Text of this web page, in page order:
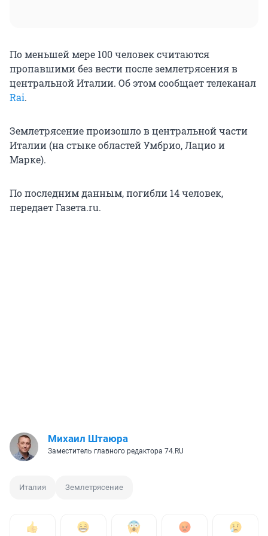
По меньшей мере 100 человек считаются
пропавшими без вести после землетрясения в
центральной Италии. Об этом сообщает телеканал
Rai.
Землетрясение произошло в центральной части
Италии (на стыке областей Умбрио, Лацио и
Марке).
По последним данным, погибли 14 человек,
передает Газета.ru.
Михаил Штаюра
Заместитель главного редактора 74.RU
Италия Землетрясение